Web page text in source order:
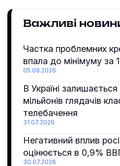
Важливі
Частка проблемних
впала до мінімуму за
05.08.2026
В Україні
мільйонів глядачів
телебачення
31.07.2026
Негативний вплив
оцінюється в 0,9%
30.07.2026